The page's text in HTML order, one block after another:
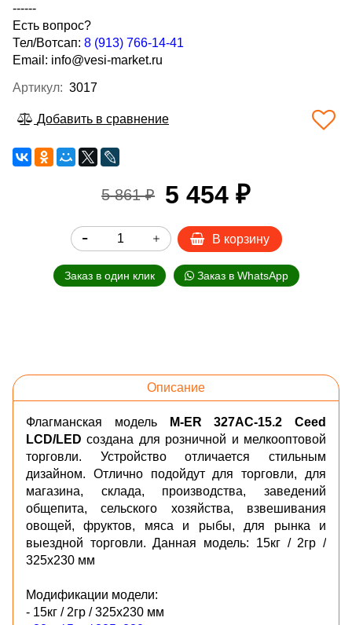
------
Есть вопрос?
Тел/Вотсап: 8 (913) 766-14-41
Email: info@vesi-market.ru
Артикул: 3017
Добавить в сравнение
5 861 ₽ 5 454 ₽
В корзину
Заказ в один клик Заказ в WhatsApp
Описание
Флагманская модель
M-ER 327AC-15.2 Ceed
LCD/LED создана для розничной и мелкооптовой
торговли. Устройство отличается стильным
дизайном. Отлично подойдут для торговли, для
магазина, склада, производства, заведений
общепита, сельского хозяйства, взвешивания
овощей, фруктов, мяса и рыбы, для рынка и
выездной торговли. Данная модель: 15кг / 2гр /
325х230 мм
Модификации модели:
- 15кг / 2гр / 325х230 мм